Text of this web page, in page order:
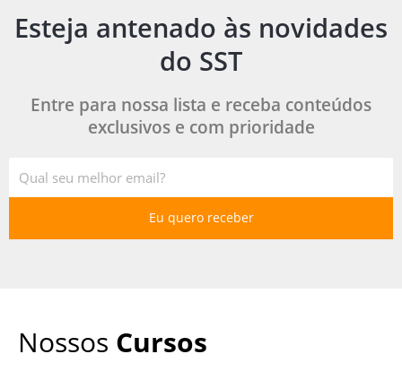
Esteja antenado às novidades
do SST
Entre para nossa lista e receba conteúdos
exclusivos e com prioridade
Eu quero receber
Nossos Cursos